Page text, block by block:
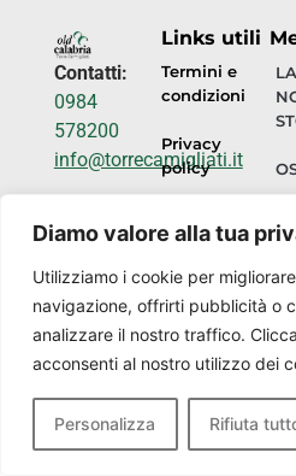
Diamo valore alla tua
Utilizziamo i cookie per
navigazione, offrirti pubblicità o
analizzare il nostro traffico.
acconsenti al nostro utilizzo dei
Personalizza Rifiuta
Contatti:
0984
578200
info@torrecamigliati.it
Camigliati,
Silano CS
Links utili
Termini e
condizioni
Privacy
policy
LA